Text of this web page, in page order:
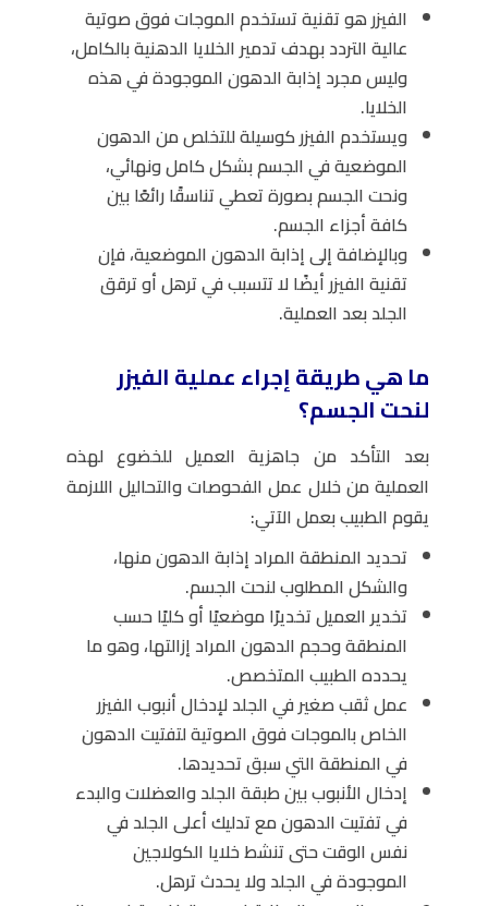
الفيزر هو تقنية تستخدم الموجات فوق صوتية
عالية التردد بهدف تدمير الخلايا الدهنية بالكامل،
وليس مجرد إذابة الدهون الموجودة في هذه
الخلايا.
ويستخدم الفيزر كوسيلة للتخلص من الدهون
الموضعية في الجسم بشكل كامل ونهائي،
ونحت الجسم بصورة تعطي تناسقًا رائعًا بين
كافة أجزاء الجسم.
وبالإضافة إلى إذابة الدهون الموضعية، فإن
تقنية الفيزر أيضًا لا تتسبب في ترهل أو ترقق
الجلد بعد العملية.
ما هي طريقة إجراء عملية الفيزر
لنحت الجسم؟
بعد التأكد من جاهزية العميل للخضوع لهذه
العملية من خلال عمل الفحوصات والتحاليل اللازمة
يقوم الطبيب بعمل الآتي:
تحديد المنطقة المراد إذابة الدهون منها،
والشكل المطلوب لنحت الجسم.
تخدير العميل تخديرًا موضعيًا أو كليًا حسب
المنطقة وحجم الدهون المراد إزالتها، وهو ما
يحدده الطبيب المتخصص.
عمل ثقب صغير في الجلد لإدخال أنبوب الفيزر
الخاص بالموجات فوق الصوتية لتفتيت الدهون
في المنطقة التي سبق تحديدها.
إدخال الأنبوب بين طبقة الجلد والعضلات والبدء
في تفتيت الدهون مع تدليك أعلى الجلد في
نفس الوقت حتى تنشط خلايا الكولاجين
الموجودة في الجلد ولا يحدث ترهل.